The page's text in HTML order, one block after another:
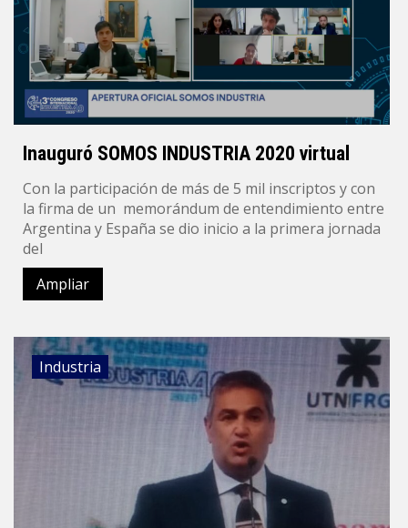
Inauguró SOMOS INDUSTRIA 2020 virtual
Con la participación de más de 5 mil inscriptos y con
la firma de un memorándum de entendimiento entre
Argentina y España se dio inicio a la primera jornada
del
Ampliar
Industria